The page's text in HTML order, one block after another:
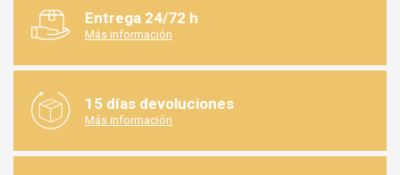
Entrega 24/72 h
Más información
15 días devoluciones
Más información